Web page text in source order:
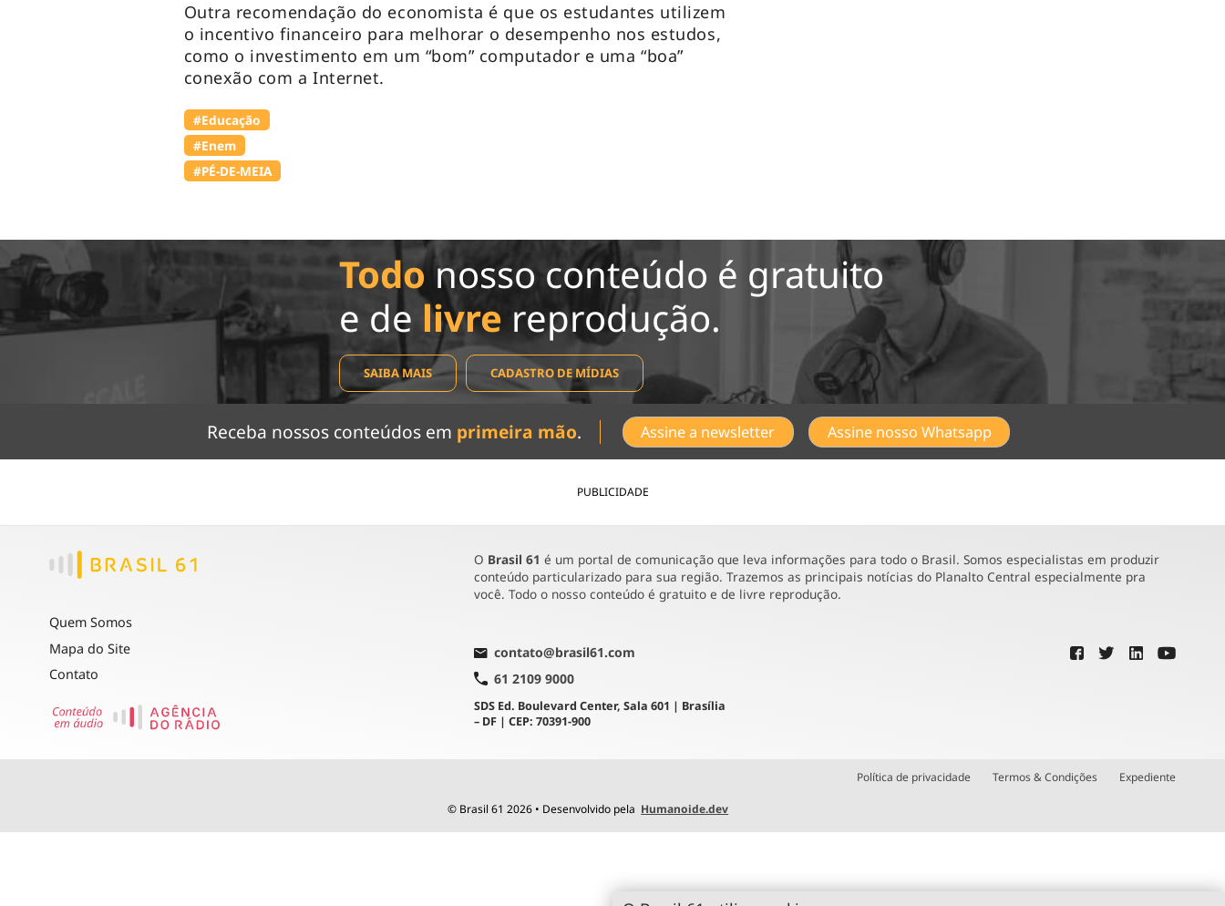
Outra recomendação do economista é que os estudantes utilizem
o incentivo financeiro para melhorar o desempenho nos estudos,
como o investimento em um “bom” computador e uma “boa”
conexão com a Internet.
#Educação
#Enem
#PÉ-DE-MEIA
Todonosso conteúdo é gratuito
e de livre reprodução.
SAIBA MAIS CADASTRO DE MÍDIAS
Receba nossos conteúdos em primeira mão. Assine a newsletter Assine nosso Whatsapp
PUBLICIDADE
Quem Somos
Mapa do Site
Contato
O Brasil 61 é um portal de comunicação que leva informações para todo o Brasil. Somos especialistas em produzir
conteúdo particularizado para sua região. Trazemos as principais notícias do Planalto Central especialmente pra
você. Todo o nosso conteúdo é gratuito e de livre reprodução.
contato@brasil61.com
61 2109 9000
SDS Ed. Boulevard Center, Sala 601 | Brasília
– DF | CEP: 70391-900
Política de privacidade Termos & Condições Expediente
© Brasil 61 2026 • Desenvolvido pela Humanoide.dev